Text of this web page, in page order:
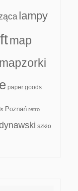
lampy
map
mapzorki
paper goods
Poznań retro
szkło